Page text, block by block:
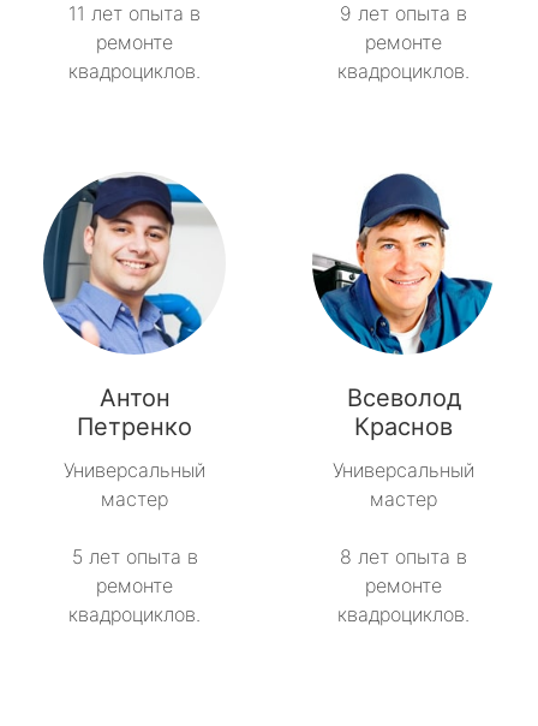
11 лет опыта в
ремонте
квадроциклов.
9 лет опыта в
ремонте
квадроциклов.
Антон
Петренко
Универсальный
мастер
5 лет опыта в
ремонте
квадроциклов.
Всеволод
Краснов
Универсальный
мастер
8 лет опыта в
ремонте
квадроциклов.